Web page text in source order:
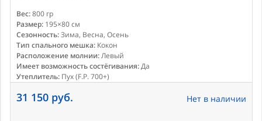
Вес:800 гр
Размер: 195×80 см
Сезонность:Зима, Весна, Осень
Тип спального мешка: Кокон
Расположение молнии:Левый
Имеет возможность состёгивания:Да
Утеплитель: Пух (F.P. 700+)
31 150 руб. Нет в наличии